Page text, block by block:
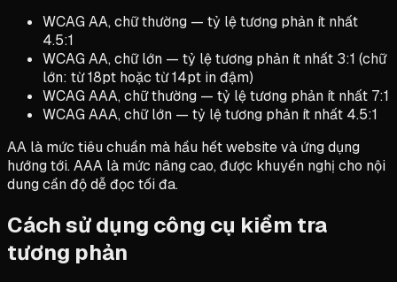
WCAG AA, chữ thường — tỷ lệ tương phản ít nhất
4.5:1
WCAG AA, chữ lớn — tỷ lệ tương phản ít nhất 3:1 (chữ
lớn: từ 18pt hoặc từ 14pt in đậm)
WCAG AAA, chữ thường — tỷ lệ tương phản ít nhất 7:1
WCAG AAA, chữ lớn — tỷ lệ tương phản ít nhất 4.5:1
AA là mức tiêu chuẩn mà hầu hết website và ứng dụng
hướng tới. AAA là mức nâng cao, được khuyến nghị cho nội
dung cần độ dễ đọc tối đa.
Cách sử dụng công cụ kiểm tra
tương phản